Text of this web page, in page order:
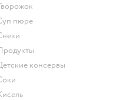
творожок
суп пюре
Снеки
Продукты
детские консервы
Соки
кисель